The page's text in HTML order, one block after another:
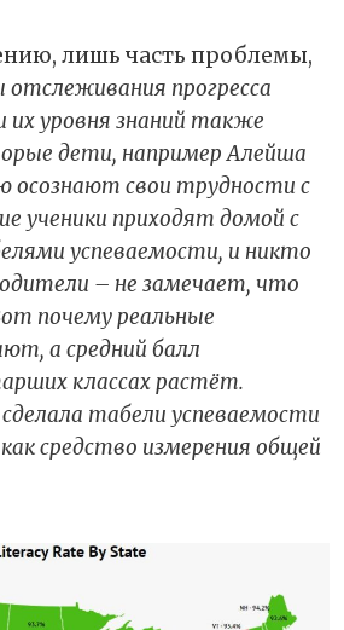
лишь часть проблемы,
прогресса
их уровня знаний также
дети, например Алейша
осознают свои трудности с
ученики приходят домой с
успеваемости, и никто
– не замечает, что
почему реальные
а средний балл
классах растёт.
табели успеваемости
средство измерения общей